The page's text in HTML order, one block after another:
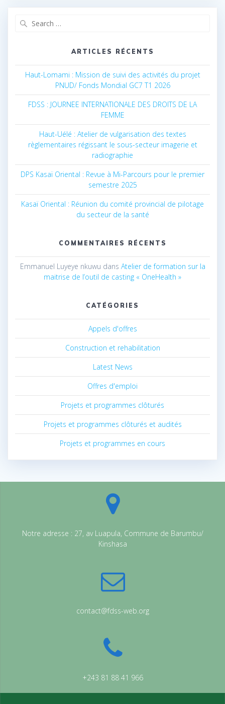
ARTICLES RÉCENTS
Haut-Lomami : Mission de suivi des activités du projet
PNUD/ Fonds Mondial GC7 T1 2026
FDSS : JOURNEE INTERNATIONALE DES DROITS DE LA
FEMME
Haut-Uélé : Atelier de vulgarisation des textes
règlementaires régissant le sous-secteur imagerie et
radiographie
DPS Kasaï Oriental : Revue à Mi-Parcours pour le premier
semestre 2025
Kasaï Oriental : Réunion du comité provincial de pilotage
du secteur de la santé
COMMENTAIRES RÉCENTS
Emmanuel Luyeye nkuwu dans Atelier de formation sur la
maitrise de l’outil de casting « OneHealth »
CATÉGORIES
Appels d'offres
Construction et rehabilitation
Latest News
Offres d'emploi
Projets et programmes clôturés
Projets et programmes clôturés et audités
Projets et programmes en cours
Notre adresse : 27, av Luapula, Commune de Barumbu/
Kinshasa
contact@fdss-web.org
+243 81 88 41 966